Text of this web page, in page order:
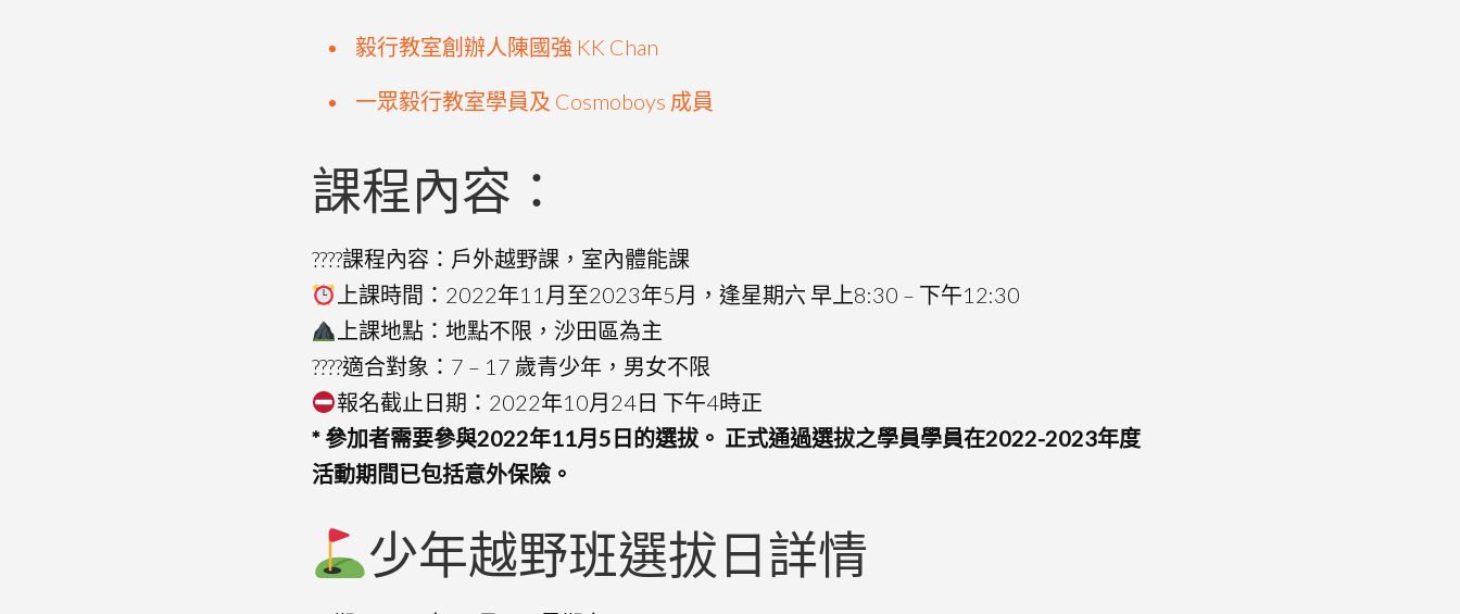
毅行教室創辦人陳國強 KK Chan
一眾毅行教室學員及 Cosmoboys 成員
課程內容：
????️課程內容：戶外越野課，室內體能課
上課時間：2022年11月至2023年5月，逢星期六 早上8:30 – 下午12:30
上課地點：地點不限，沙田區為主
????適合對象：7 – 17 歲青少年，男女不限
報名截止日期：2022年10月24日 下午4時正
* 參加者需要參與2022年11月5日的選拔。 正式通過選拔之學員學員在2022-2023年度
活動期間已包括意外保險。
少年越野班選拔日詳情